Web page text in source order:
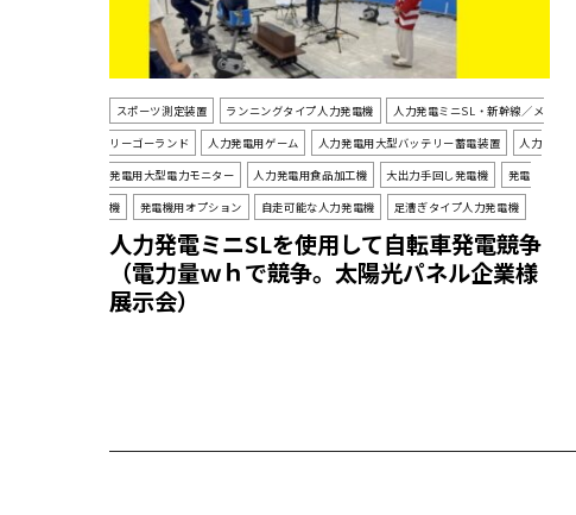
スポーツ測定装置 ランニングタイプ人力発電機
人力発電ミニSL・新幹線／メ
リーゴーランド
人力発電用ゲーム 人力発電用大型バッテリー蓄電装置
人力
発電用大型電力モニター
人力発電用食品加工機 大出力手回し発電機
発電
機
発電機用オプション 自走可能な人力発電機 足漕ぎタイプ人力発電機
人力発電ミニSLを使用して自転車発電競争
（電力量ｗｈで競争。太陽光パネル企業様
展示会）